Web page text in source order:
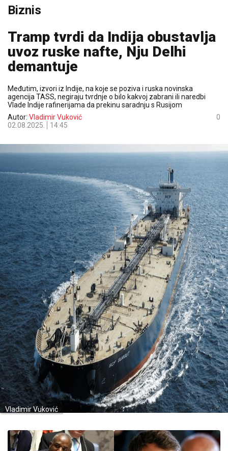
Biznis
Tramp tvrdi da Indija obustavlja
uvoz ruske nafte, Nju Delhi
demantuje
Međutim, izvori iz Indije, na koje se poziva i ruska novinska
agencija TASS, negiraju tvrdnje o bilo kakvoj zabrani ili naredbi
Vlade Indije rafinerijama da prekinu saradnju s Rusijom
Autor: Vladimir Vuković
02.08.2025.
14:45
0
Vladimir Vuković